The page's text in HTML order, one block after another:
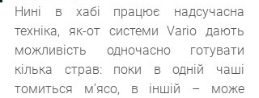
Нині в хабі працює надсучасна
техніка, як-от системи Vario дають
можливість одночасно готувати
кілька страв: поки в одній чаші
томиться м’ясо, в іншій – може